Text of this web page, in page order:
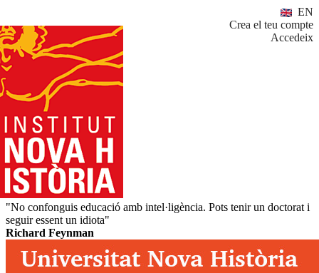
EN
Crea el teu compte
Accedeix
"No confonguis educació amb intel·ligència. Pots tenir un doctorat i
seguir essent un idiota"
Richard Feynman